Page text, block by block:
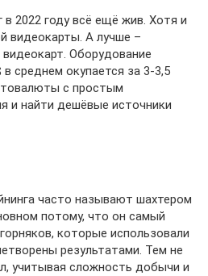
2022 году всё ещё жив. Хотя и
видеокарты. А лучше –
Оборудование
среднем окупается за 3-3,5
с простым
и найти дешёвые источники
часто называют шахтером
потому, что он самый
которые использовали
результатами. Тем не
учитывая сложность добычи и